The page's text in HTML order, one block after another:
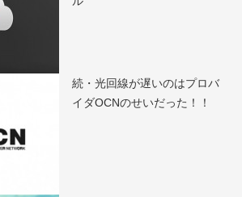
続・光回線が遅いのはプロバ
イダOCNのせいだった！！